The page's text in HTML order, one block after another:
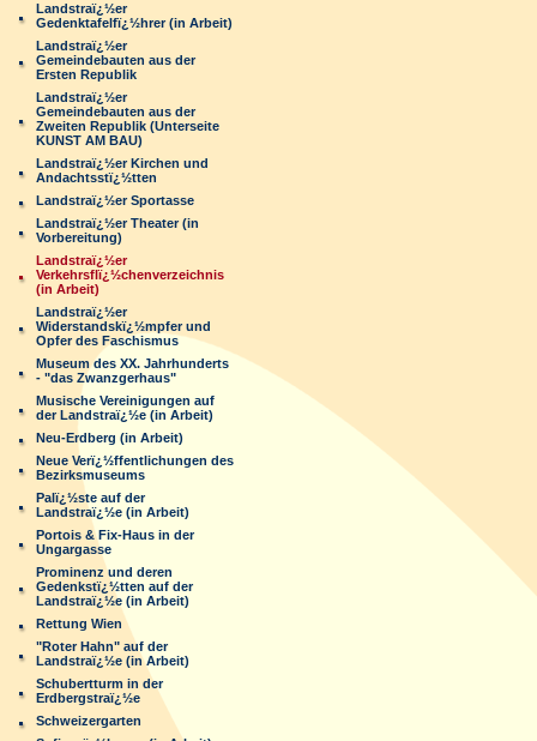
Landstraï¿½er
Gedenktafelfï¿½hrer (in Arbeit)
Landstraï¿½er
Gemeindebauten aus der
Ersten Republik
Landstraï¿½er
Gemeindebauten aus der
Zweiten Republik (Unterseite
KUNST AM BAU)
Landstraï¿½er Kirchen und
Andachtsstï¿½tten
Landstraï¿½er Sportasse
Landstraï¿½er Theater (in
Vorbereitung)
Landstraï¿½er
Verkehrsflï¿½chenverzeichnis
(in Arbeit)
Landstraï¿½er
Widerstandskï¿½mpfer und
Opfer des Faschismus
Museum des XX. Jahrhunderts
- "das Zwanzgerhaus"
Musische Vereinigungen auf
der Landstraï¿½e (in Arbeit)
Neu-Erdberg (in Arbeit)
Neue Verï¿½ffentlichungen des
Bezirksmuseums
Palï¿½ste auf der
Landstraï¿½e (in Arbeit)
Portois & Fix-Haus in der
Ungargasse
Prominenz und deren
Gedenkstï¿½tten auf der
Landstraï¿½e (in Arbeit)
Rettung Wien
"Roter Hahn" auf der
Landstraï¿½e (in Arbeit)
Schubertturm in der
Erdbergstraï¿½e
Schweizergarten